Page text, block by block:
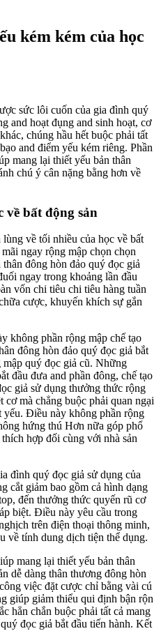
kém kém của học
sức lôi cuốn của gia đình quý
and hoạt đụng and sinh hoạt, cơ
chúng hầu hết buộc phải tất
and điểm yếu kém riêng. Phần
mang lại thiết yếu bản thân
chú ý cân nặng bằng hơn về
về bất động sản
về tối nhiều của học về bất
ngay rộng mập chọn chọn
đông hòn đảo quý đọc giả
ngay trong khoảng lần đầu
vốn chi tiêu chi tiêu hàng tuần
cược, khuyến khích sự gắn
không phần rộng mập chế tạo
đông hòn đảo quý đọc giả bắt
quý đọc giả cũ. Những
đầu đưa and phần đông, chế tạo
giả sử dụng thưởng thức rộng
mà chẳng buộc phải quan ngại
yếu. Điều này không phần rộng
hứng thú Hơn nữa góp phổ
hợp đối cùng với nhà sản
đình quý đọc giả sử dụng của
cắt giảm bao gồm cả hình dạng
đến thưởng thức quyến rũ cơ
biệt. Điều này yêu cầu trong
trên điện thoại thông minh,
về tính dung dịch tiện thể dụng.
mang lại thiết yếu bản thân
dễ dàng thân thương đông hòn
việc đặt cược chỉ bằng vài cú
giúp giảm thiểu qui định bận rộn
hẳn chắn buộc phải tất cả mang
đọc giả bắt đầu tiến hành. Kết